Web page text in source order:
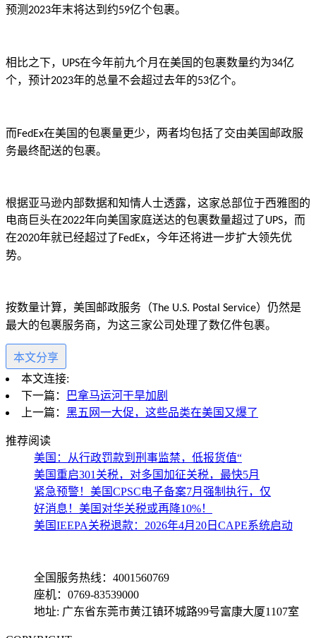
预测2023年末将达到约59亿个包裹。
相比之下， UPS在今年前九个月在美国的包裹数量约为34亿
个，预计2023年的总量不会超过去年的53亿个。
而FedEx在美国的包裹量更少，两者均包括了交由美国邮政服
务最终配送的包裹。
根据亚马逊内部数据和知情人士透露，这家总部位于西雅图的
电商巨头在2022年向美国家庭送达的包裹数量超过了UPS，而
在2020年就已经超过了FedEx，今年还将进一步扩大领先优
势。
按数量计算，美国邮政服务（The U.S. Postal Service）仍然是
最大的包裹服务商，为这三家公司处理了数亿件包裹。
本文分享
本文连接:
下一篇：
巴拿马运河干旱加剧
上一篇： 黑五网一大促，这些品类在美国又爆了
推荐阅读
美国：从行政罚款到刑事监禁，低报货值“
美国重启301关税，对多国加征关税，最快5月
紧急预警！美国CPSC电子备案7月强制执行，仅
好消息！美国对华关税或再降10%！
美国IEEPA关税退款：2026年4月20日CAPE系统启动
全国服务热线：4001560769
座机：0769-83539000
地址: 广东省东莞市黄江镇环城路99号富康大厦1107室